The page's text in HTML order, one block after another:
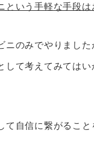
という手軽な手段
ニのみでやりました
して考えてみてはい
て自信に繋がること